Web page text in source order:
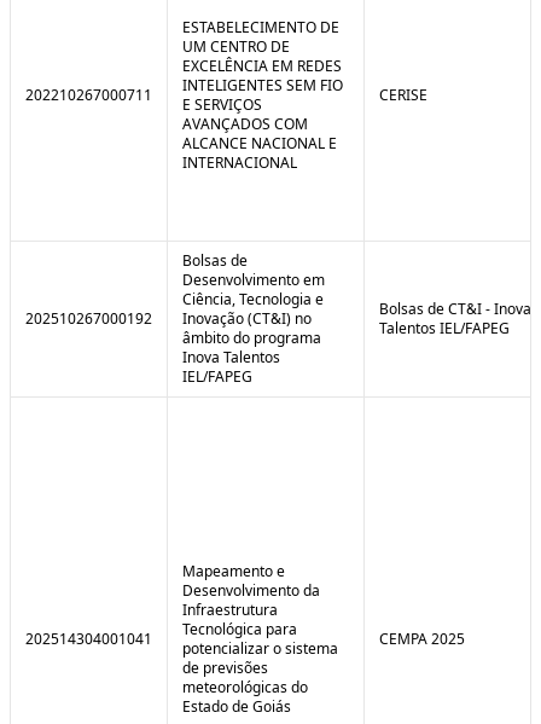
202210267000711
ESTABELECIMENTO DE
UM CENTRO DE
EXCELÊNCIA EM REDES
INTELIGENTES SEM FIO
E SERVIÇOS
AVANÇADOS COM
ALCANCE NACIONAL E
INTERNACIONAL
CERISE
202510267000192
Bolsas de
Desenvolvimento em
Ciência, Tecnologia e
Inovação (CT&I) no
âmbito do programa
Inova Talentos
IEL/FAPEG
Bolsas de CT&I - Inova
Talentos IEL/FAPEG
202514304001041
Mapeamento e
Desenvolvimento da
Infraestrutura
Tecnológica para
potencializar o sistema
de previsões
meteorológicas do
Estado de Goiás
CEMPA 2025